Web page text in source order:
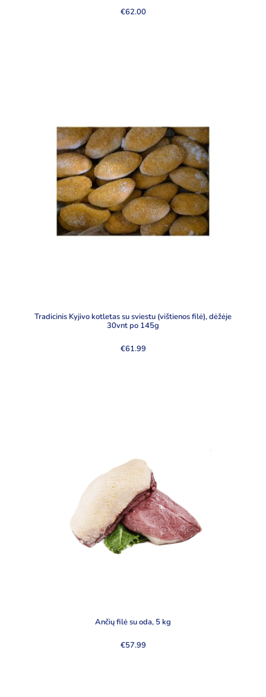
€62.00
Tradicinis Kyjivo kotletas su sviestu (vištienos filė), dėžėje
30vnt po 145g
€61.99
Ančių filė su oda, 5 kg
€57.99